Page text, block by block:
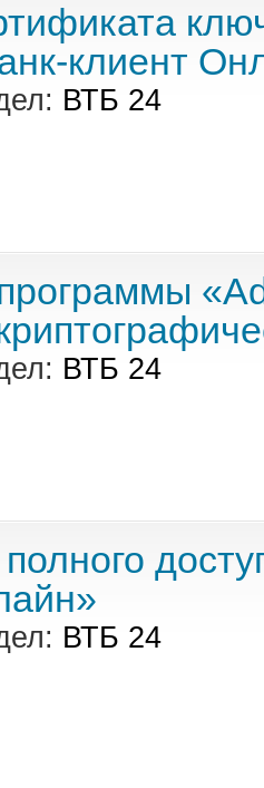
клиент
ВТБ 24
ВТБ 24
ВТБ 24